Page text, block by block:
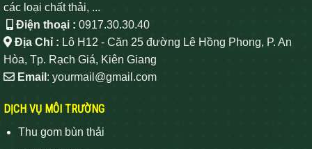
các loại chất thải, ...
Điện thoại : 0917.30.30.40
Địa Chỉ : Lô H12 - Căn 25 đường Lê Hồng Phong, P. An
Hòa, Tp. Rạch Giá, Kiên Giang
Email : yourmail@gmail.com
DỊCH VỤ MÔI TRƯỜNG
Thu gom bùn thải